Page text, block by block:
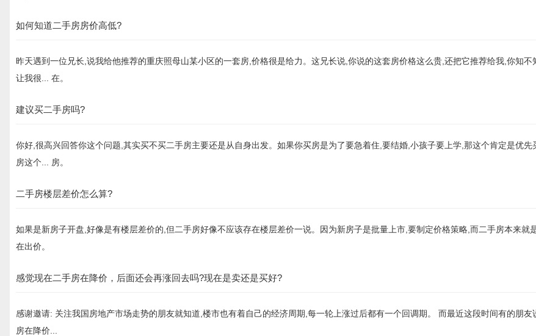
如何知道二手房房价高低?
昨天遇到一位兄长,说我给他推荐的重庆照母山某小区的一套房,价格很是给力。这兄长说,你说的这套房价格这么贵,还把它推荐给我,你知不
让我很... 在。
建议买二手房吗?
你好,很高兴回答你这个问题,其实买不买二手房主要还是从自身出发。如果你买房是为了要急着住,要结婚,小孩子要上学,那这个肯定是优先
房这个... 房。
二手房楼层差价怎么算?
如果是新房子开盘,好像是有楼层差价的,但二手房好像不应该存在楼层差价一说。因为新房子是批量上市,要制定价格策略,而二手房本来就
在出价。
感觉现在二手房在降价，后面还会再涨回去吗?现在是卖还是买好?
感谢邀请: 关注我国房地产市场走势的朋友就知道,楼市也有着自己的经济周期,每一轮上涨过后都有一个回调期。 而最近这段时间有的朋友
房在降价...